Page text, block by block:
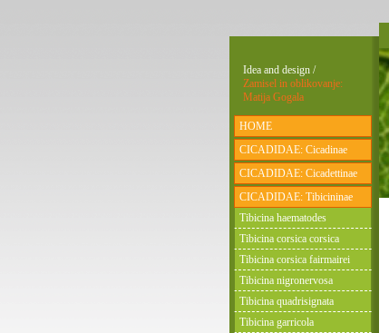
Idea and design /
Zamisel in oblikovanje:
Matija Gogala
HOME
CICADIDAE: Cicadinae
CICADIDAE: Cicadettinae
CICADIDAE: Tibicininae
Tibicina haematodes
Tibicina corsica corsica
Tibicina corsica fairmairei
Tibicina nigronervosa
Tibicina quadrisignata
Tibicina garricola